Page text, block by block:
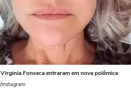
Fonseca entraram em nova polêmica
Instagram